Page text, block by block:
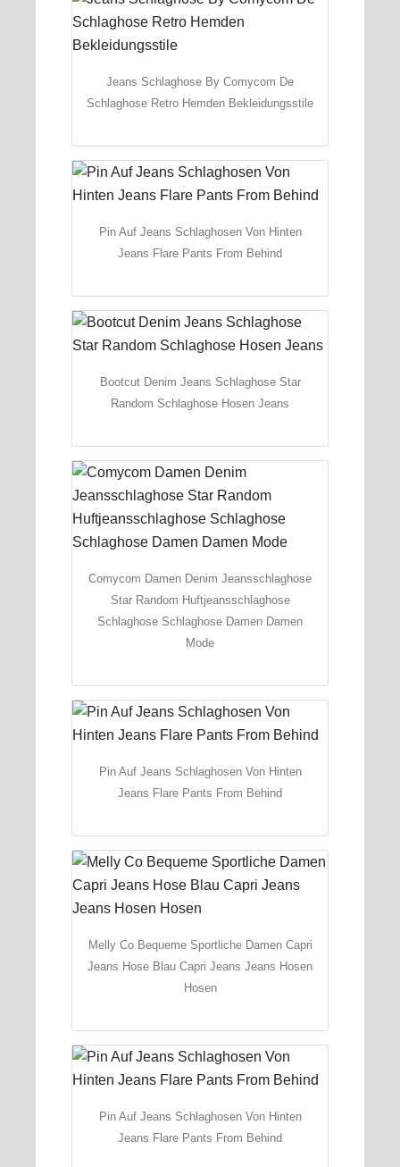
Jeans Schlaghose By Comycom De
Schlaghose Retro Hemden Bekleidungsstile
Pin Auf Jeans Schlaghosen Von Hinten
Jeans Flare Pants From Behind
Bootcut Denim Jeans Schlaghose Star
Random Schlaghose Hosen Jeans
Comycom Damen Denim Jeansschlaghose
Star Random Huftjeansschlaghose
Schlaghose Schlaghose Damen Damen
Mode
Pin Auf Jeans Schlaghosen Von Hinten
Jeans Flare Pants From Behind
Melly Co Bequeme Sportliche Damen Capri
Jeans Hose Blau Capri Jeans Jeans Hosen
Hosen
Pin Auf Jeans Schlaghosen Von Hinten
Jeans Flare Pants From Behind